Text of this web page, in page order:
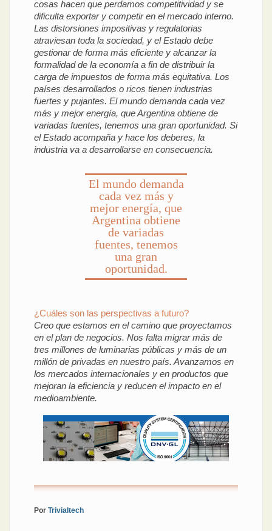
cosas hacen que perdamos competitividad y se
dificulta exportar y competir en el mercado interno.
Las distorsiones impositivas y regulatorias
atraviesan toda la sociedad, y el Estado debe
gestionar de forma más eficiente y alcanzar la
formalidad de la economía a fin de distribuir la
carga de impuestos de forma más equitativa. Los
países desarrollados o ricos tienen industrias
fuertes y pujantes. El mundo demanda cada vez
más y mejor energía, que Argentina obtiene de
variadas fuentes, tenemos una gran oportunidad. Si
el Estado acompaña y hace los deberes, la
industria va a desarrollarse en consecuencia.
El mundo demanda
cada vez más y
mejor energía, que
Argentina obtiene
de variadas
fuentes, tenemos
una gran
oportunidad.
¿Cuáles son las perspectivas a futuro?
Creo que estamos en el camino que proyectamos
en el plan de negocios. Nos falta migrar más de
tres millones de luminarias públicas y más de un
millón de privadas en nuestro país. Avanzamos en
los mercados internacionales y en productos que
mejoran la eficiencia y reducen el impacto en el
medioambiente.
Por Trivialtech